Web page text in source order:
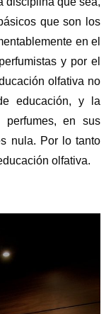
que son los
en el
y por el
olfativa no
educación, y la
perfumes, en sus
nula. Por lo tanto
olfativa.